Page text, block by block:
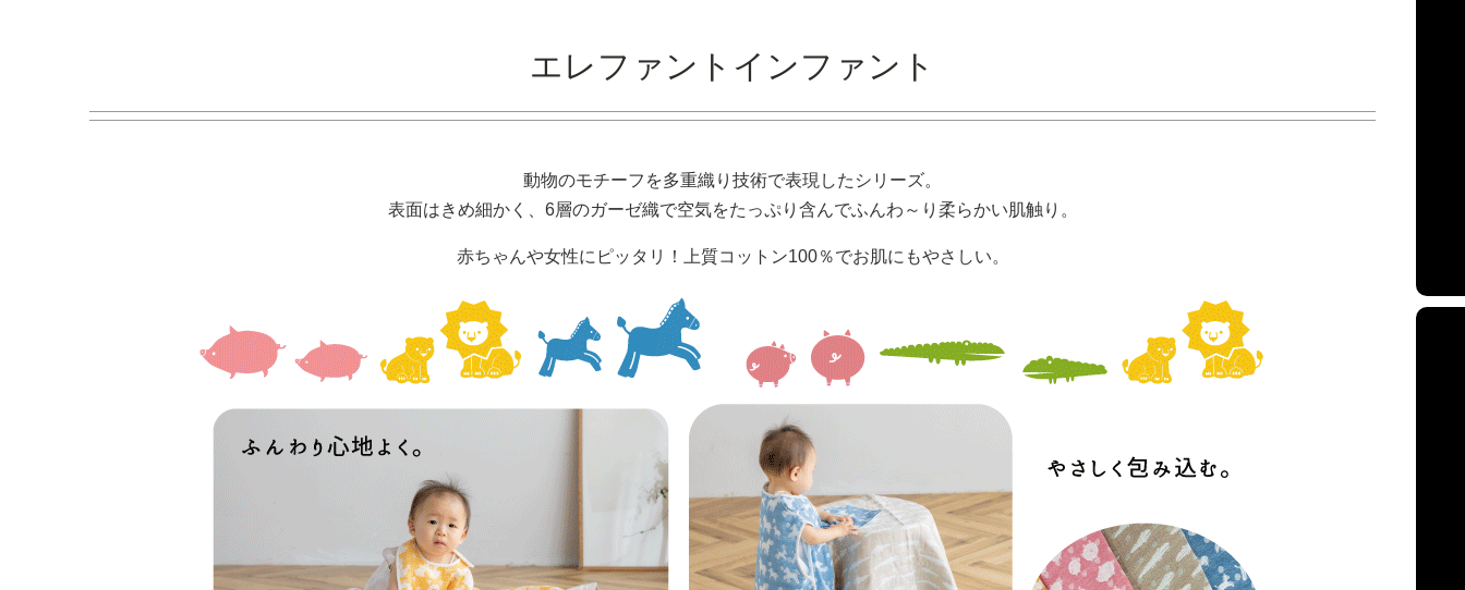
エレファントインファント
動物のモチーフを多重織り技術で表現したシリーズ。
表面はきめ細かく、6層のガーゼ織で空気をたっぷり含んでふんわ～り柔らかい肌触り。
赤ちゃんや女性にピッタリ！上質コットン100％でお肌にもやさしい。